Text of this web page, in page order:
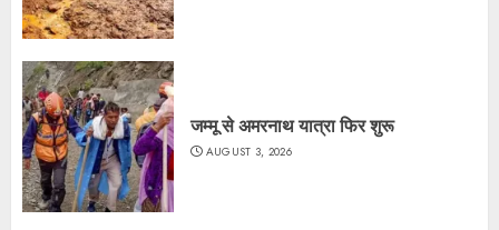
जम्मू से अमरनाथ यात्रा फिर शुरू
AUGUST 3, 2026